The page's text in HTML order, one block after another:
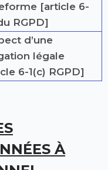
[article 6-
RGPD]
d’une
légale
6-1(c) RGPD]
À